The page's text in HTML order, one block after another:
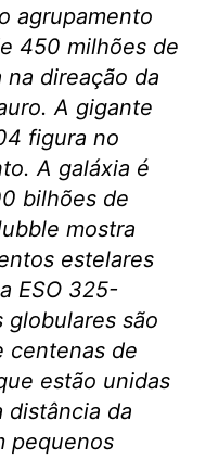
agrupamento
450 milhões de
direação da
A gigante
figura no
A galáxia é
bilhões de
mostra
estelares
ESO 325-
globulares são
centenas de
estão unidas
distância da
pequenos